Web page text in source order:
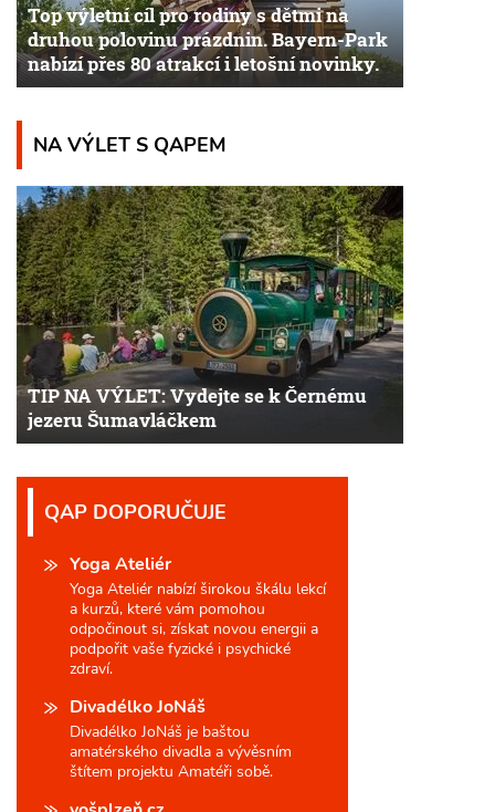
Top výletní cíl pro rodiny s dětmi na
druhou polovinu prázdnin. Bayern-Park
nabízí přes 80 atrakcí i letošní novinky.
NA VÝLET S QAPEM
TIP NA VÝLET: Vydejte se k Černému
jezeru Šumavláčkem
QAP DOPORUČUJE
Yoga Ateliér
Yoga Ateliér nabízí širokou škálu lekcí
a kurzů, které vám pomohou
odpočinout si, získat novou energii a
podpořit vaše fyzické i psychické
zdraví.
Divadélko JoNáš
Divadélko JoNáš je baštou
amatérského divadla a vývěsním
štítem projektu Amatéři sobě.